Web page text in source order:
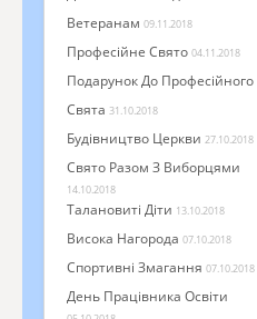
Ветеранам 09.11.2018
Професійне Свято 04.11.2018
Подарунок До Професійного
Свята 31.10.2018
Будівництво Церкви 27.10.2018
Свято Разом З Виборцями
14.10.2018
Талановиті Діти 13.10.2018
Висока Нагорода 07.10.2018
Спортивні Змагання 07.10.2018
День Працівника Освіти